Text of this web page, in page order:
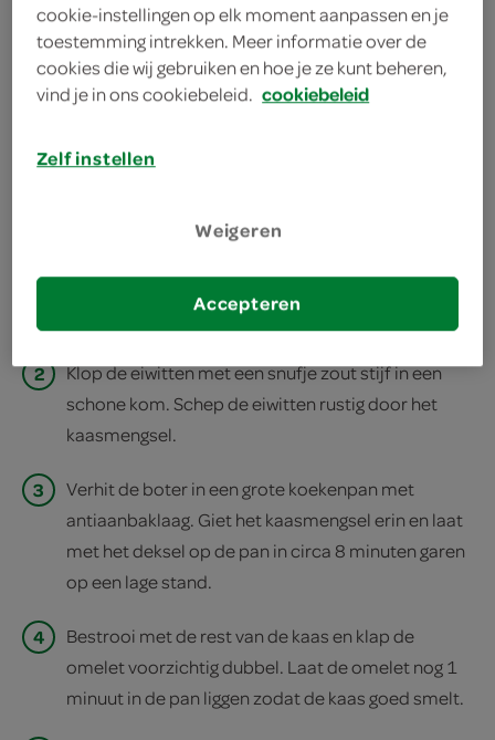
bereiden
deel op twitter
print recept
van de kaas erdoorheen.
2
Klop de eiwitten met een snufje zout stijf in een
schone kom. Schep de eiwitten rustig door het
kaasmengsel.
3
Verhit de boter in een grote koekenpan met
antiaanbaklaag. Giet het kaasmengsel erin en laat
met het deksel op de pan in circa 8 minuten garen
op een lage stand.
4
Bestrooi met de rest van de kaas en klap de
omelet voorzichtig dubbel. Laat de omelet nog 1
minuut in de pan liggen zodat de kaas goed smelt.
cookie-instellingen op elk moment aanpassen en je
toestemming intrekken. Meer informatie over de
cookies die wij gebruiken en hoe je ze kunt beheren,
vind je in ons cookiebeleid. cookiebeleid
Zelf instellen
Weigeren
Accepteren